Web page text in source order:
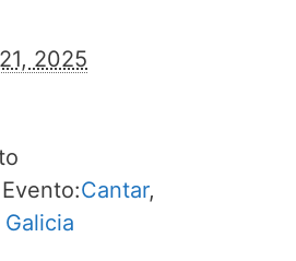
2025
Cantar,